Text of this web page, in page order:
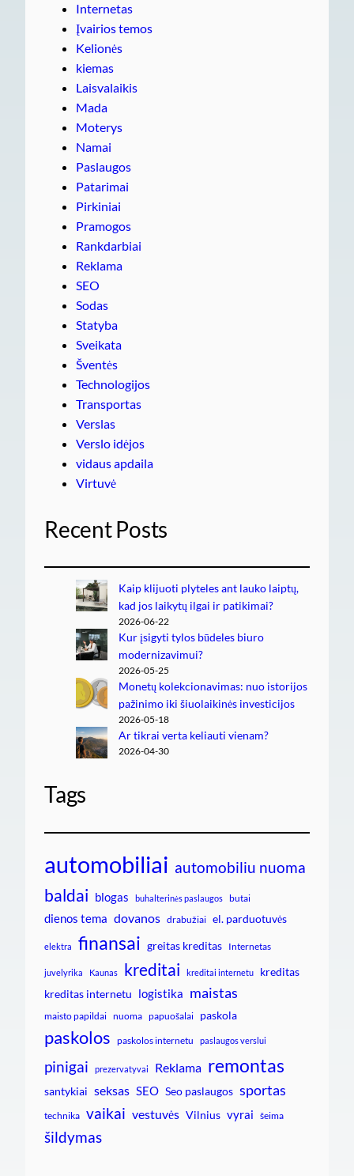
Internetas
Įvairios temos
Kelionės
kiemas
Laisvalaikis
Mada
Moterys
Namai
Paslaugos
Patarimai
Pirkiniai
Pramogos
Rankdarbiai
Reklama
SEO
Sodas
Statyba
Sveikata
Šventės
Technologijos
Transportas
Verslas
Verslo idėjos
vidaus apdaila
Virtuvė
Recent Posts
Kaip klijuoti plyteles ant lauko laiptų,
kad jos laikytų ilgai ir patikimai?
2026-06-22
Kur įsigyti tylos būdeles biuro
modernizavimui?
2026-05-25
Monetų kolekcionavimas: nuo istorijos
pažinimo iki šiuolaikinės investicijos
2026-05-18
Ar tikrai verta keliauti vienam?
2026-04-30
Tags
automobiliai automobiliu nuoma
baldai blogas buhalterinės paslaugos butai
dienos tema dovanos drabužiai el. parduotuvės
elektra finansai greitas kreditas Internetas
juvelyrika Kaunas kreditai kreditai internetu
kreditas
kreditas internetu logistika maistas
maisto papildai nuoma papuošalai paskola
paskolos paskolos internetu paslaugos verslui
pinigai prezervatyvai Reklama remontas
santykiai seksas SEO Seo paslaugos sportas
technika vaikai vestuvės Vilnius vyrai šeima
šildymas